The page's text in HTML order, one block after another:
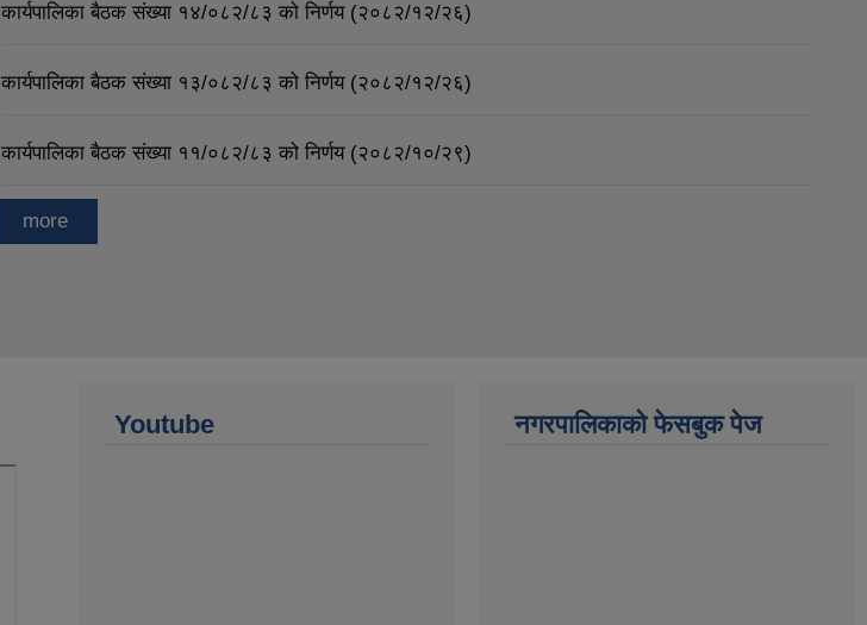
कार्यपालिका बैठक संख्या १४/०८२/८३ को निर्णय (२०८२/१२/२६)
कार्यपालिका बैठक संख्या १३/०८२/८३ को निर्णय (२०८२/१२/२६)
कार्यपालिका बैठक संख्या ११/०८२/८३ को निर्णय (२०८२/१०/२९)
more
Youtube नगरपालिकाको फेसबुक पेज